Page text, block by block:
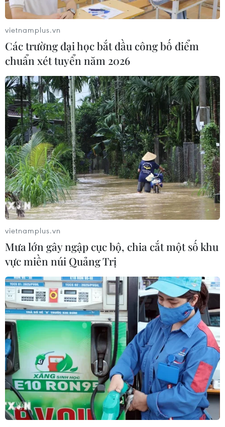
TIN CÙNG CHUYÊN MỤC
vietnamplus.vn
Các trường đại học bắt đầu công bố điểm
chuẩn xét tuyển năm 2026
vietnamplus.vn
Mưa lớn gây ngập cục bộ, chia cắt một số khu
vực miền núi Quảng Trị